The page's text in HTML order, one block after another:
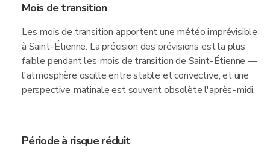
Mois de transition
Les mois de transition apportent une météo imprévisible
à Saint-Étienne. La précision des prévisions est la plus
faible pendant les mois de transition de Saint-Étienne —
l'atmosphère oscille entre stable et convective, et une
perspective matinale est souvent obsolète l'après-midi.
Période à risque réduit